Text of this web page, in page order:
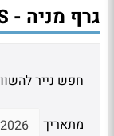
גרף מניה - SPDR Portfolio TIPS
חפש נייר
מתאריך